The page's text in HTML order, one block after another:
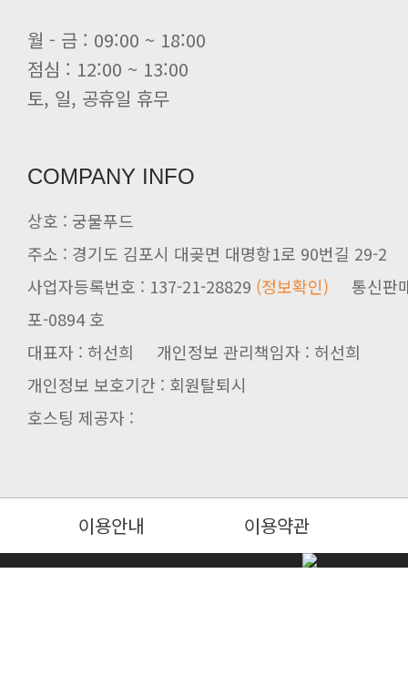
월 - 금 : 09:00 ~ 18:00
점심 : 12:00 ~ 13:00
토, 일, 공휴일 휴무
COMPANY INFO
상호 : 궁물푸드
주소 : 경기도 김포시 대곶면 대명항1로 90번길 29-2
사업자등록번호 : 137-21-28829 (정보확인)
포-0894 호
대표자 : 허선희 개인정보 관리책임자 : 허선희
개인정보 보호기간 : 회원탈퇴시
호스팅 제공자 :
이용안내 이용약관